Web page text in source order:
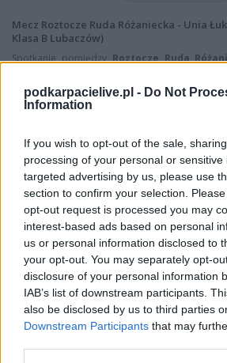
podkarpacielive.pl - Do Not
Information
If you wish to opt-out of the sale,
processing of your personal or
targeted advertising by us, please use
section to confirm your selection.
opt-out request is processed you may
interest-based ads based on personal
us or personal information disclosed to
your opt-out. You may separately opt-
disclosure of your personal information
IAB’s list of downstream participants.
also be disclosed by us to third parties
Downstream Participants that may
Mecz Roztocze Ruda Różaniecka - Unia
Klasa B Lubaczów)
Spotkanie pomiędzyRoztocze Ruda
Jarosław > Klasa B Lubaczów).
Na stroniePodkarpacieLive.pl
spotkania . To kompletne źródło danych
lokalnej piłki nożnej. Jeżeli aktualnie nie
pracujemy nad tym żeby je uzupełnić.
Wynik meczu Roztocze Ruda Różaniecka
Po zakończeniu spotkania automatycznie
spotkania, a także dane meczowe, jeśli są
Pełny harmonogram rozgrywek dostępny jest
Lubaczów - terminarz.
Informacje o składach i strzelcach
W miarę dostępności danych,
rezerwowych, zmiany oraz listę